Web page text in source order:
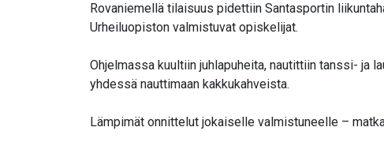
Rovaniemellä tilaisuus pidettiin Santasportin
Urheiluopiston valmistuvat opiskelijat.
Ohjelmassa kuultiin juhlapuheita, nautittiin tanssi- ja
yhdessä nauttimaan kakkukahveista.
Lämpimät onnittelut jokaiselle valmistuneelle –